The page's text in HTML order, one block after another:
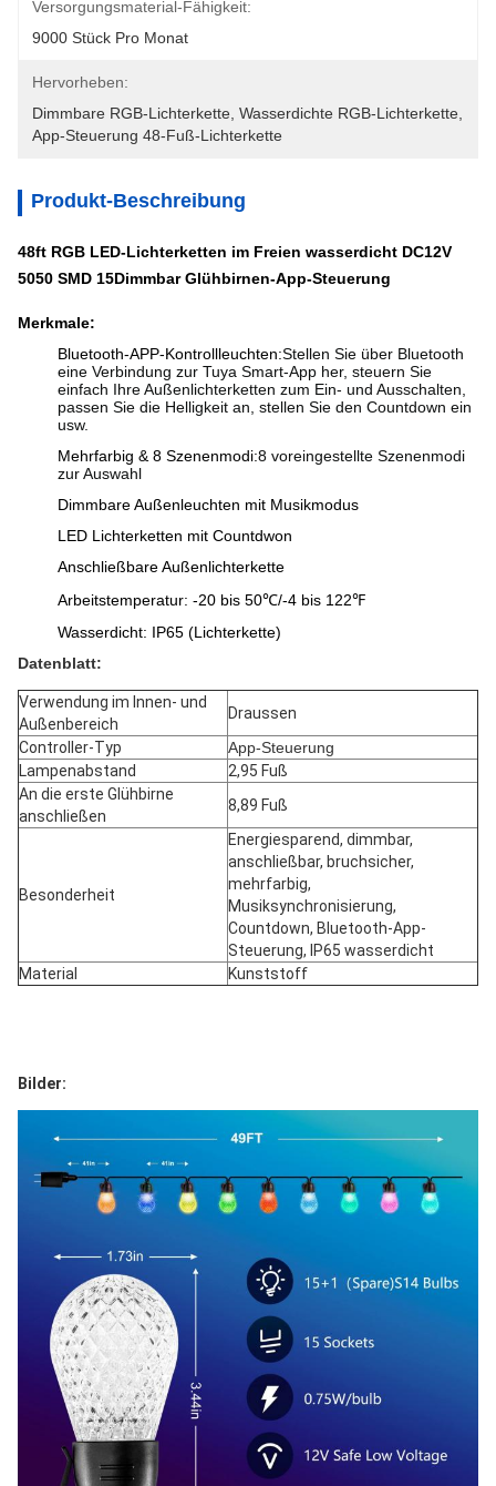
Versorgungsmaterial-Fähigkeit:
9000 Stück Pro Monat
Hervorheben:
Dimmbare RGB-Lichterkette Wasserdichte RGB-Lichterkette
App-Steuerung 48-Fuß-Lichterkette
Produkt-Beschreibung
48ft RGB LED-Lichterketten im Freien wasserdicht DC12V
5050 SMD 15Dimmbar Glühbirnen-App-Steuerung
Merkmale:
Bluetooth-APP-Kontrollleuchten:Stellen Sie über Bluetooth
eine Verbindung zur Tuya Smart-App her, steuern Sie
einfach Ihre Außenlichterketten zum Ein- und Ausschalten,
passen Sie die Helligkeit an, stellen Sie den Countdown ein
usw.
Mehrfarbig & 8 Szenenmodi:8 voreingestellte Szenenmodi
zur Auswahl
Dimmbare Außenleuchten mit Musikmodus
LED Lichterketten mit Countdwon
Anschließbare Außenlichterkette
Arbeitstemperatur: -20 bis 50℃/-4 bis 122℉
Wasserdicht: IP65 (Lichterkette)
Datenblatt:
Verwendung im Innen- und
Außenbereich
Draussen
Controller-Typ
‎App-Steuerung
Lampenabstand
2,95 Fuß
An die erste Glühbirne
anschließen
8,89 Fuß
Besonderheit
Energiesparend, dimmbar,
anschließbar, bruchsicher,
mehrfarbig,
Musiksynchronisierung,
Countdown, Bluetooth-App-
Steuerung, IP65 wasserdicht
Material
Kunststoff
Bilder: